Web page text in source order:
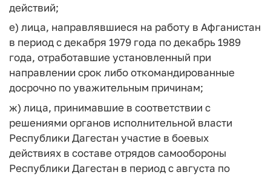
действий;
е) лица, направлявшиеся на работу в Афганистан
в период с декабря 1979 года по декабрь 1989
года, отработавшие установленный при
направлении срок либо откомандированные
досрочно по уважительным причинам;
ж) лица, принимавшие в соответствии с
решениями органов исполнительной власти
Республики Дагестан участие в боевых
действиях в составе отрядов самообороны
Республики Дагестан в период с августа по